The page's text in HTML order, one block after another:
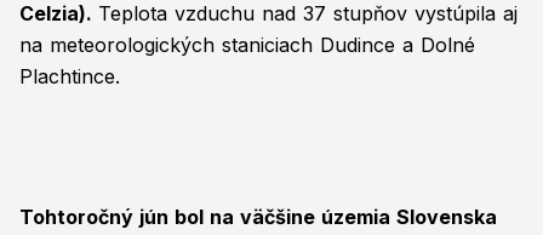
Celzia). Teplota vzduchu nad 37 stupňov vystúpila aj
na meteorologických staniciach Dudince a Dolné
Plachtince.
Tohtoročný jún bol na väčšine územia Slovenska